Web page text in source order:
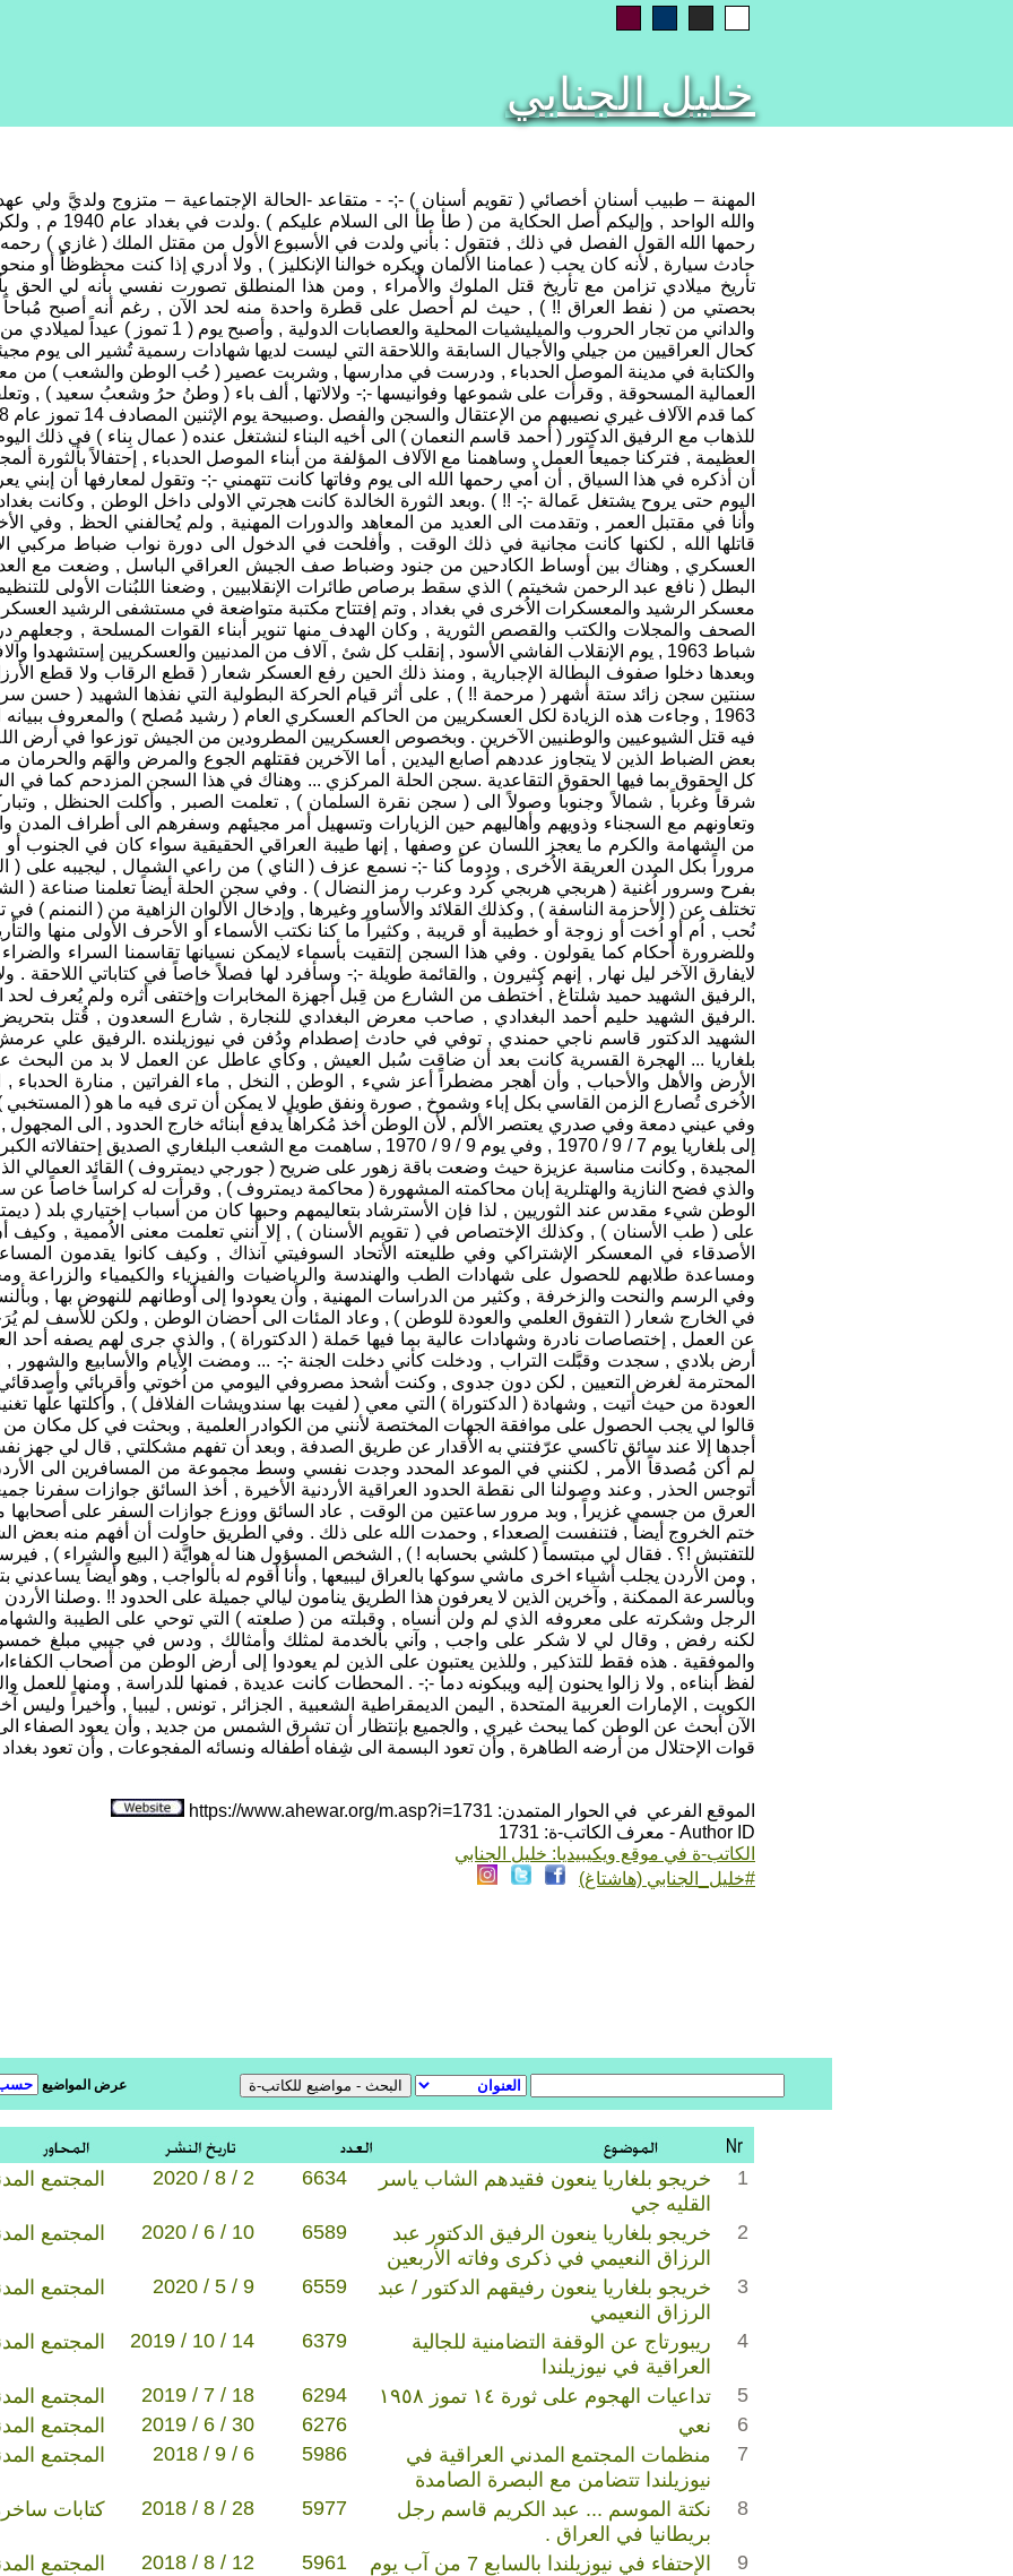
خليل الجنابي
المهنة – طبيب أسنان أخصائي ( تقويم أسنان ) -;- - متقاعد -الحالة الإجتماعية – متزوج ولديَّ ولي
والله الواحد , وإليكم أصل الحكاية من ( طأ طأ
رحمها الله القول الفصل في ذلك , فتقول : بأني ولدت في الأسبوع الأول من مقتل الملك ( غازي ) رحمه
حادث سيارة , لأنه كان يحب ( عمامنا الألمان ويكره خوالنا الإنكليز ) , ولا أدري إذا كنت محظوظاً أو
تأريخ ميلادي تزامن مع تأريخ قتل الملوك والأٌمراء , ومن هذا المنطلق تصورت نفسي بأنه لي الحق
بحصتي من ( نفط العراق !! ) , حيث لم أحصل على قطرة واحدة منه لحد الآن , رغم أنه أصبح مُباحاً
والداني من تجار الحروب والميليشيات المحلية والعصابات الدولية , وأصبح يوم (
كحال العراقيين من جيلي والأجيال السابقة واللاحقة التي ليست لديها شهادات رسمية تُشير الى يوم
والكتابة في مدينة الموصل الحدباء , ودرست في مدارسها , وشربت عصير ( حُب الوطن والشعب ) من
العمالية المسحوقة , وقرأت على شموعها وفوانيسها -;- ولالاتها , ألف باء ( وطنُ حرُ وشعبُ سعيد ) ,
للذهاب مع الرفيق الدكتور ( أحمد قاسم النعمان ) الى أخيه البناء لنشتغل عنده ( عمال بِناء ) في ذلك
العظيمة , فتركنا جميعاً العمل , وساهمنا مع الآلاف المؤلفة من أبناء الموصل الحدباء , إحتفالاً بألثورة
أن أذكره في هذا السياق , أن اُمي رحمها الله الى يوم وفاتها كانت تتهمني -;- وتقول لمعارفها أن إبني
اليوم حتى يروح يشتغل عَمالة -;- !! ) .وبعد الثورة الخالدة كانت هجرتي الاولى داخل الوطن , وكانت
وأنا في مقتبل العمر , وتقدمت الى العديد من المعاهد والدورات المهنية , ولم يُحالفني الحظ , وفي
قاتلها الله , لكنها كانت مجانية في ذلك الوقت , وأفلحت في الدخول الى دورة نواب ضباط مركبي
العسكري , وهناك بين أوساط الكادحين من جنود وضباط صف الجيش العراقي الباسل , وضعت مع
البطل ( نافع عبد الرحمن شخيتم ) الذي سقط برصاص طائرات الإنقلابيين , وضعنا اللبُنات الأولى
معسكر الرشيد والمعسكرات الاُخرى في بغداد , وتم إفتتاح مكتبة متواضعة في مستشفى الرشيد
شباط 1963 , يوم الإنقلاب الفاشي الأسود , إنقلب كل شئ , آلاف من المدنيين والعسكريين
وبعدها دخلوا صفوف البطالة الإجبارية , ومنذ ذلك الحين رفع العسكر شعار ( قطع الرقاب ولا قطع
فيه قتل الشيوعيين والوطنيين الآخرين . وبخصوص العسكريين المطرودين من الجيش توزعوا في أرض الله
بعض الضباط الذين لا يتجاوز عددهم أصابع اليدين , أما الآخرين فقتلهم الجوع والمرض والهَم
كل الحقوق بما فيها الحقوق التقاعدية .سجن الحلة المركزي ... وهناك في هذا السجن المزدحم كما في
شرقاً وغرباً , شمالاً وجنوباً وصولاً الى ( سجن نقرة السلمان ) , تعلمت الصبر , وأكلت الحنظل ,
وتعاونهم مع السجناء وذويهم وأهاليهم حين الزيارات وتسهيل أمر مجيئهم وسفرهم الى أطراف المدن
من الشهامة والكرم ما يعجز اللسان عن وصفها , إنها طيبة العراقي الحقيقية سواء كان في الجنوب
مروراً بكل المدن العريقة الاُخرى , ودوماً كنا -;- نسمع عزف ( الناي ) من راعي الشمال , ليجيبه على (
بفرح وسرور اُغنية ( هربجي هربجي كُرد وعرب رمز النضال ) . وفي سجن الحلة أيضاً تعلمنا صناعة (
تختلف عن ( الأحزمة الناسفة ) , وكذلك القلائد والأساور وغيرها , وإدخال الألوان الزاهية من ( النمنم ) في
نُحب , اُم أو اُخت أو زوجة أو خطيبة أو قريبة , وكثيراً ما كنا نكتب الأسماء أو الأحرف الأولى منها
وللضرورة أحكام كما يقولون . وفي هذا السجن إلتقيت بأسماء لايمكن نسيانها تقاسمنا السراء
لايفارق الآخر ليل نهار , إنهم كثيرون , والقائمة طويلة -;- وسأفرد لها فصلاً خاصاً في كتاباتي اللاحقة
,الرفيق الشهيد حميد شلتاغ , اُختطف من الشارع من قِبل أجهزة المخابرات وإختفى أثره ولم يُعرف لحد
.الرفيق الشهيد حليم أحمد البغدادي , صاحب معرض البغدادي للنجارة , شارع السعدون , قُتل
الشهيد الدكتور قاسم ناجي حمندي , توفي في حادث إصطدام ودُفن في نيوزيلنده .الرفيق علي
بلغاريا ... الهجرة القسرية كانت بعد أن ضاقت سُبل العيش , وكأي عاطل عن العمل لا بد من البحث
الأرض والأهل والأحباب , وأن أهجر مضطراً أعز شيء , الوطن , النخل , ماء الفراتين , منارة الحدباء
الاُخرى تُصارع الزمن القاسي بكل إباء وشموخ , صورة ونفق طويل لا يمكن أن ترى فيه ما هو (
وفي عيني دمعة وفي صدري يعتصر الألم , لأن الوطن أخذ مُكراهاً يدفع أبنائه خارج الحدود , الى
إلى بلغاريا يوم 7 / 9 / 1970 , وفي يوم 9 / 9 / 1970 , ساهمت مع الشعب البلغاري
المجيدة , وكانت مناسبة عزيزة حيث وضعت باقة زهور على ضريح ( جورجي ديمتروف ) القائد العمالي
الوطن شيء مقدس عند الثوريين , لذا فإن الأسترشاد بتعاليمهم وحبها كان من أسباب إختياري بلد (
على ( طب الأسنان ) , وكذلك الإختصاص في ( تقويم الأسنان ) , إلا أنني تعلمت معنى الاُممية , وكيف
الأصدقاء في المعسكر الإشتراكي وفي طليعته الأتحاد السوفيتي آنذاك , وكيف كانوا يقدمون
ومساعدة طلابهم للحصول على شهادات الطب والهندسة والرياضيات والفيزياء والكيمياء والزراعة
وفي الرسم والنحت والزخرفة , وكثير من الدراسات المهنية , وأن يعودوا إلى أوطانهم للنهوض بها ,
في الخارج شعار ( التفوق العلمي والعودة للوطن ) , وعاد المئات الى أحضان الوطن , ولكن للأسف لم
عن العمل , إختصاصات نادرة وشهادات عالية بما فيها حَملة ( الدكتوراة ) , والذي جرى لهم يصفه أحد
أرض بلادي , سجدت وقبَّلت التراب , ودخلت كأني دخلت الجنة -;- ... ومضت الأيام والأسابيع والشهور ,
المحترمة لغرض التعيين , لكن دون جدوى , وكنت أشحذ مصروفي اليومي من اُخوتي وأقربائي
العودة من حيث أتيت , وشهادة ( الدكتوراة ) التي معي ( لفيت بها سندويشات الفلافل ) , وأكلتها علّها
قالوا لي يجب الحصول على موافقة الجهات المختصة لأنني من الكوادر العلمية , وبحثت في كل مكان من
أجدها إلا عند سائق تاكسي عرّفتني به الأقدار عن طريق الصدفة , وبعد أن تفهم مشكلتي , قال لي جهز
لم أكن مُصدقاً الأمر , لكنني في الموعد المحدد وجدت نفسي وسط مجموعة من المسافرين الى الأردن
أتوجس الحذر , وعند وصولنا الى نقطة الحدود العراقية الأردنية الأخيرة , أخذ السائق جوازات سفرنا
العرق من جسمي غزيراً , وبد مرور ساعتين من الوقت , عاد السائق ووزع جوازات السفر على
ختم الخروج أيضاً , فتنفست الصعداء , وحمدت الله على ذلك . وفي الطريق حاولت أن أفهم منه بعض
للتفتبش !؟ . فقال لي مبتسماً ( كلشي بحسابه ! ) , الشخص المسؤول هنا له هوايَّة ( البيع والشراء ) , فيرسل
, ومن الأردن يجلب أشياء اخرى ماشي سوكها بالعراق ليبيعها , وأنا أقوم له بألواجب , وهو أيضاً
وبألسرعة الممكنة , وآخرين الذين لا يعرفون هذا الطريق ينامون ليالي جميلة على الحدود !! .وصلنا
الرجل وشكرته على معروفه الذي لم ولن أنساه , وقبلته من ( صلعته ) التي توحي على الطيبة
لكنه رفض , وقال لي لا شكر على واجب , وآني بألخدمة لمثلك وأمثالك , ودس في جيبي مبلغ خمسون
والموفقية . هذه فقط للتذكير , وللذين يعتبون على الذين لم يعودوا إلى أرض الوطن من أصحاب
لفظ أبناءه , ولا زالوا يحنون إليه ويبكونه دماً -;- . المحطات كانت عديدة , فمنها للدراسة , ومنها للعمل
الآن أبحث عن الوطن كما يبحث غيري , والجميع بإنتظار أن تشرق الشمس من جديد , وأن يعود الصفاء
قوات الإحتلال من أرضه الطاهرة , وأن تعود البسمة الى شِفاه أطفاله ونسائه المفجوعات , وأن تعود بغداد
الموقع الفرعي في الحوار المتمدن: https://www.ahewar.org/m.asp?i=1731
Author ID - معرف الكاتب-ة: 1731
الكاتب-ة في موقع ويكيبيديا: خليل الجنابي
#خليل_الجنابي (هاشتاغ)
عرض المواضيع
المجتمع 2020 / 8 / 2 6634
خريجو بلغاريا ينعون فقيدهم الشاب ياسر
القليه جي
1
المجتمع 2020 / 6 / 10 6589
خريجو بلغاريا ينعون الرفيق الدكتور عبد
الرزاق النعيمي في ذكرى وفاته الأربعين
2
المجتمع 2020 / 5 / 9 6559
خريجو بلغاريا ينعون رفيقهم الدكتور / عبد
الرزاق النعيمي
3
المجتمع 2019 / 10 / 14 6379
ريبورتاج عن الوقفة التضامنية للجالية
العراقية في نيوزيلندا
4
المجتمع 2019 / 7 / 18 6294 تداعيات الهجوم على ثورة ١٤ تموز ١٩٥٨
5
المجتمع
2019 / 6 / 30 6276 نعي
6
المجتمع
2018 / 9 / 6 5986
منظمات المجتمع المدني العراقية في
نيوزيلندا تتضامن مع البصرة الصامدة
7
كتابات 2018 / 8 / 28 5977
نكتة الموسم ... عبد الكريم قاسم رجل
بريطانيا في العراق .
8
المجتمع 2018 / 8 / 12 5961
الإحتفاء في نيوزيلندا بالسابع 7 من آب يوم
9